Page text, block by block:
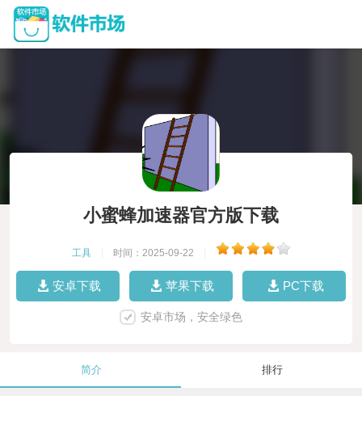
小蜜蜂加速器官方版下载
工具 时间：2025-09-22
安卓下载 苹果下载 PC下载
安卓市场，安全绿色
简介 排行